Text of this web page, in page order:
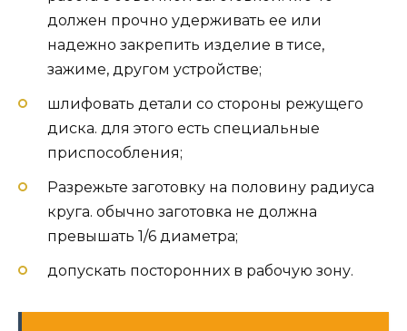
должен прочно удерживать ее или
надежно закрепить изделие в тисе,
зажиме, другом устройстве;
шлифовать детали со стороны режущего
диска. для этого есть специальные
приспособления;
Разрежьте заготовку на половину радиуса
круга. обычно заготовка не должна
превышать 1/6 диаметра;
допускать посторонних в рабочую зону.